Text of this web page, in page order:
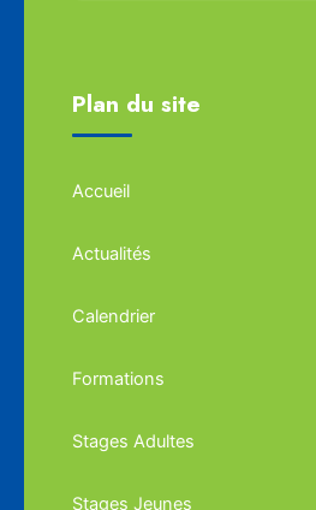
Plan du site
Accueil
Actualités
Calendrier
Formations
Stages Adultes
Stages Jeunes